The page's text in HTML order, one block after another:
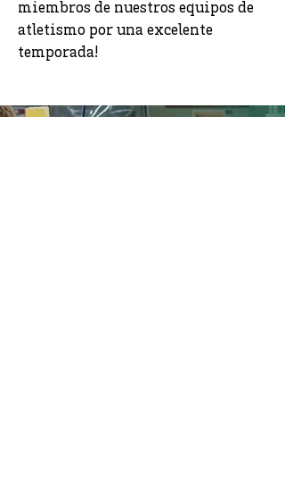
miembros de nuestros equipos de
atletismo por una excelente
temporada!